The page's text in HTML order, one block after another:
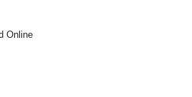
Online